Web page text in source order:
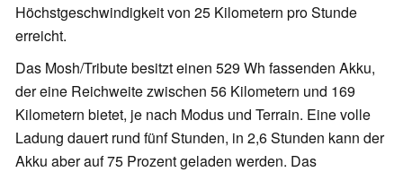
Höchstgeschwindigkeit von 25 Kilometern pro Stunde
erreicht.
Das Mosh/Tribute besitzt einen 529 Wh fassenden Akku,
der eine Reichweite zwischen 56 Kilometern und 169
Kilometern bietet, je nach Modus und Terrain. Eine volle
Ladung dauert rund fünf Stunden, in 2,6 Stunden kann der
Akku aber auf 75 Prozent geladen werden. Das